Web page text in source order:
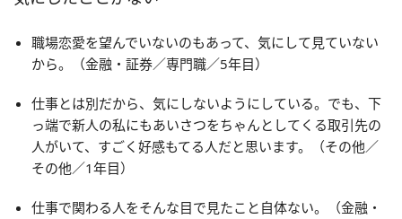
職場恋愛を望んでいないのもあって、気にして見ていない
から。（金融・証券／専門職／5年目）
仕事とは別だから、気にしないようにしている。でも、下
っ端で新人の私にもあいさつをちゃんとしてくる取引先の
人がいて、すごく好感もてる人だと思います。（その他／
その他／1年目）
仕事で関わる人をそんな目で見たこと自体ない。（金融・